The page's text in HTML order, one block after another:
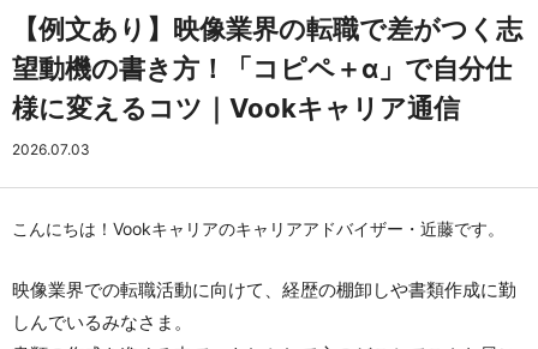
【例文あり】映像業界の転職で差がつく志
望動機の書き方！「コピペ＋α」で自分仕
様に変えるコツ｜Vookキャリア通信
2026.07.03
こんにちは！Vookキャリアのキャリアアドバイザー・近藤です。
映像業界での転職活動に向けて、経歴の棚卸しや書類作成に勤
しんでいるみなさま。